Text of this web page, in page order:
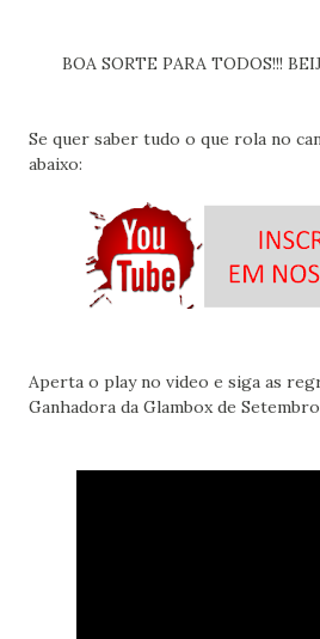
BOA SORTE PARA TODOS!!!
Se quer saber tudo o que rola no
abaixo:
Aperta o play no video e siga as
Ganhadora da Glambox de